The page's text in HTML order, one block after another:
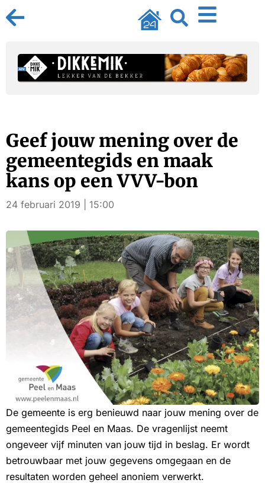
Geef jouw mening over de
gemeentegids en maak
kans op een VVV-bon
24 februari 2019 | 15:00
De gemeente is erg benieuwd naar jouw mening over de
gemeentegids Peel en Maas. De vragenlijst neemt
ongeveer vijf minuten van jouw tijd in beslag. Er wordt
betrouwbaar met jouw gegevens omgegaan en de
resultaten worden geheel anoniem verwerkt.